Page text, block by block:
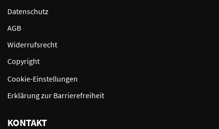
Datenschutz
AGB
Widerrufsrecht
Copyright
Cookie-Einstellungen
Erklärung zur Barrierefreiheit
KONTAKT